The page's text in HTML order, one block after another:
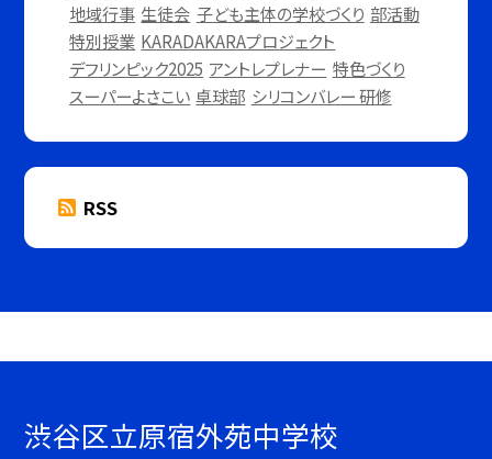
地域行事 生徒会 子ども主体の学校づくり 部活動
特別授業 KARADAKARAプロジェクト
デフリンピック2025 アントレプレナー 特色づくり
スーパーよさこい 卓球部 シリコンバレー 研修
RSS
渋谷区立原宿外苑中学校